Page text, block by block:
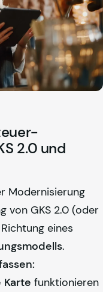
2.0 und
Modernisierung
von GKS 2.0 (oder
eines
.
Karte funktionieren